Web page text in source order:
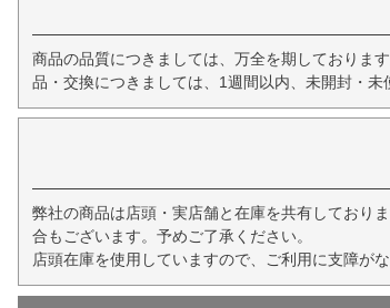
商品の品質につきましては、万全を期しておりま
品・交換につきましては、1週間以内、未開封・未
弊社の商品は店頭・実店舗と在庫を共有しており
合もございます。予めご了承ください。
店頭在庫を使用していますので、ご利用に支障が